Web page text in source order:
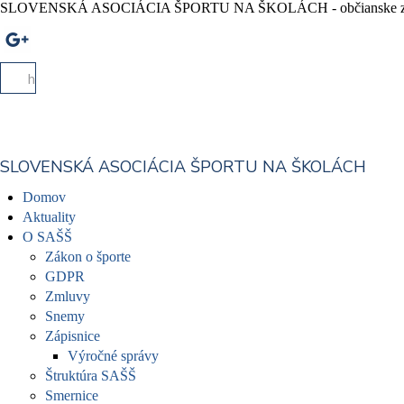
SLOVENSKÁ ASOCIÁCIA ŠPORTU NA ŠKOLÁCH - občianske
SLOVENSKÁ ASOCIÁCIA ŠPORTU NA ŠKOLÁCH
Domov
Aktuality
O SAŠŠ
Zákon o športe
GDPR
Zmluvy
Snemy
Zápisnice
Výročné správy
Štruktúra SAŠŠ
Smernice